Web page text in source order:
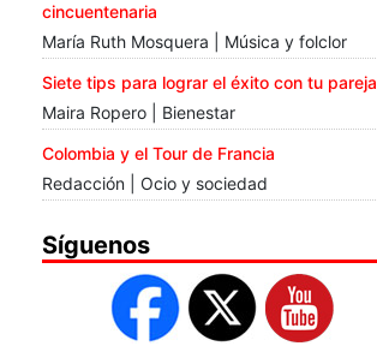
cincuentenaria
María Ruth Mosquera | Música y folclor
Siete tips para lograr el éxito con tu pareja
Maira Ropero | Bienestar
Colombia y el Tour de Francia
Redacción | Ocio y sociedad
Síguenos